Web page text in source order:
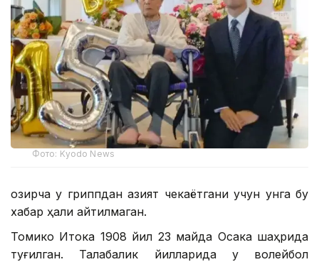
Фото: Kyodo News
Ҳозирча у гриппдан азият чекаётгани учун унга бу
хабар ҳали айтилмаган.
Томико Итока 1908 йил 23 майда Осака шаҳрида
туғилган. Талабалик йилларида у волейбол